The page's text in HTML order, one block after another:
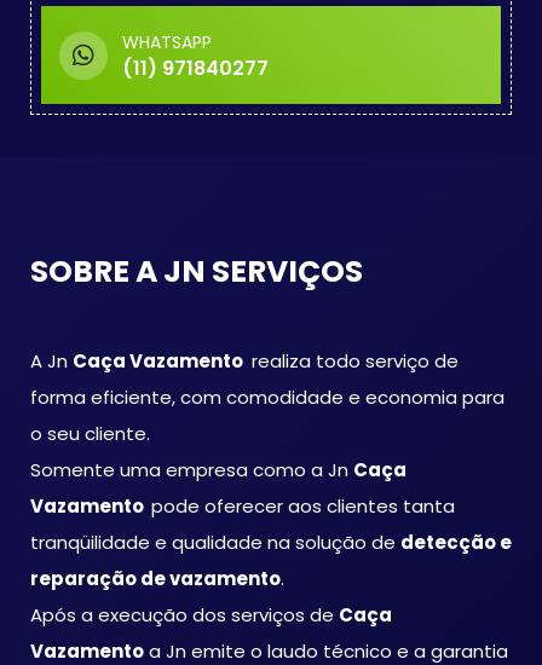
pisos.
Localizamos vazamentos em
tubulações de água potável,
pisos, ou em locais de difícil acesso.
Utilizamos técnicas não invasivas
para acessar áreas restritas e
identificar vazamentos sem danificar
a estrutura da propriedade.
Fornecemos relatórios detalhados
com as informações sobre a
localização e extensão do
WHATSAPP
(11) 971840277
SOBRE A JN SERVIÇOS
A Jn Caça Vazamento realiza todo serviço de
forma eficiente, com comodidade e economia para
o seu cliente.
Somente uma empresa como a Jn Caça
Vazamento pode oferecer aos clientes tanta
tranqüilidade e qualidade na solução de detecção e
reparação de vazamento.
Após a execução dos serviços de Caça
Vazamentoa Jn emite o laudo técnico e a garantia